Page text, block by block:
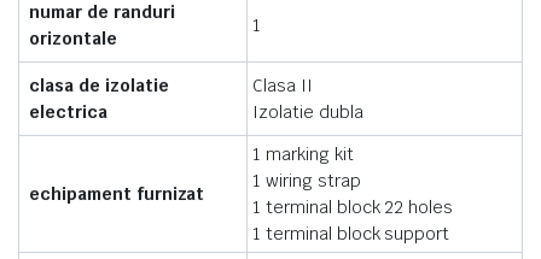
numar de randuri
orizontale
1
clasa de izolatie
electrica
Clasa II
Izolatie dubla
echipament furnizat
1 marking kit
1 wiring strap
1 terminal block 22 holes
1 terminal block support